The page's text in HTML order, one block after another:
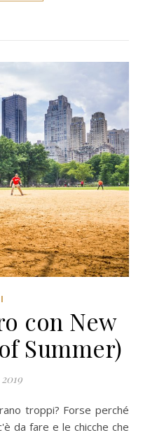
con New
Summer)
da fare e le chicche che